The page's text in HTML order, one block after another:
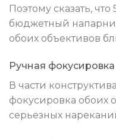
Поэтому сказать,
бюджетный
обоих объективов
Ручная фокусировка
В части
фокусировка обоих
серьезных